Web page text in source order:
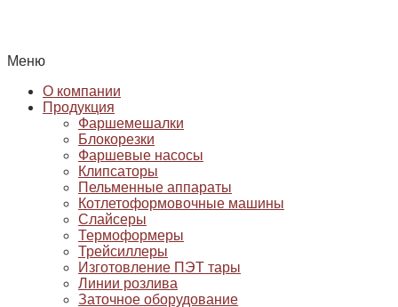
Меню
О компании
Продукция
Фаршемешалки
Блокорезки
Фаршевые насосы
Клипсаторы
Пельменные аппараты
Котлетоформовочные машины
Слайсеры
Термоформеры
Трейсиллеры
Изготовление ПЭТ тары
Линии розлива
Заточное оборудование